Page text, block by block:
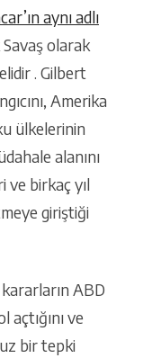
aynı adlı
olarak
. Gilbert
Amerika
ülkelerinin
alanını
ve birkaç yıl
giriştiği
ABD
ve
bir tepki